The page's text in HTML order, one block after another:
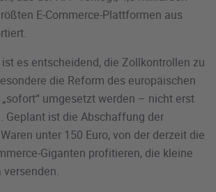
E-Commerce-Plattformen aus
es entscheidend, die Zollkontrollen zu
die Reform des europäischen
umgesetzt werden – nicht erst
Geplant ist die Abschaffung der
unter 150 Euro, von der derzeit die
Giganten profitieren, die kleine
versenden.